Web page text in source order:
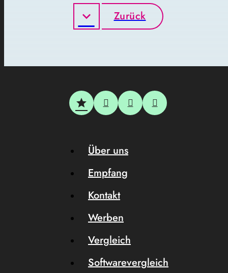
Zurück
Über uns
Empfang
Kontakt
Werben
Vergleich
Softwarevergleich